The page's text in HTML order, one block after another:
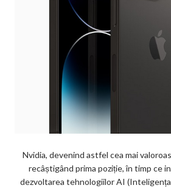
Nvidia, devenind astfel cea mai
recâștigând prima poziție, în timp ce
dezvoltarea tehnologiilor AI